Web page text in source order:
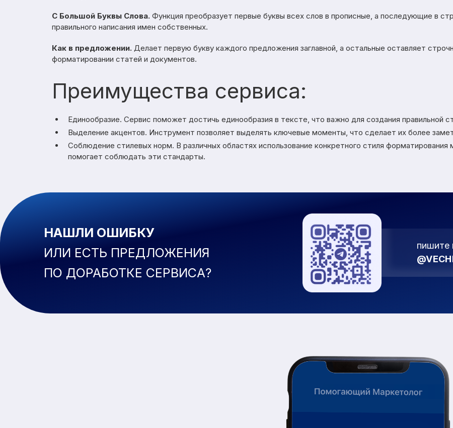
С Большой Буквы Слова. Функция преобразует первые буквы всех слов в прописные, а последующие в
правильного написания имен собственных.
Как в предложении. Делает первую букву каждого предложения заглавной, а остальные оставляет
форматировании статей и документов.
Преимущества сервиса:
Единообразие. Сервис поможет достичь единообразия в тексте, что важно для создания правильной
Выделение акцентов. Инструмент позволяет выделять ключевые моменты, что сделает их более
Соблюдение стилевых норм. В различных областях использование конкретного стиля
помогает соблюдать эти стандарты.
НАШЛИ ОШИБКУ
ИЛИ ЕСТЬ ПРЕДЛОЖЕНИЯ
ПО ДОРАБОТКЕ СЕРВИСА?
пишите